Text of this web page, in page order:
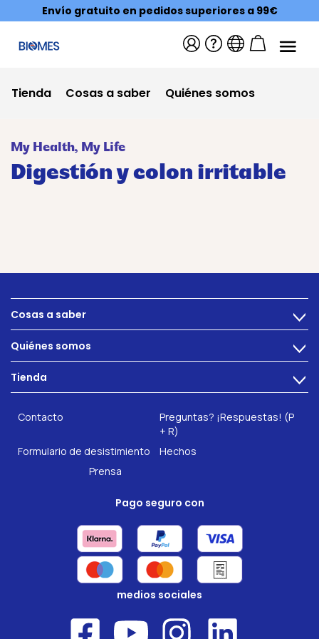
Envío gratuito en pedidos superiores a 99€
Tienda Cosas a saber Quiénes somos
My Health, My Life
Digestión y colon irritable
Cosas a saber >
Alimentacion
Salud intestinal
Quiénes somos >
Tecnología
Tienda >
INTEST.pro
Nuestros complementos alimenticios
Contacto
Preguntas? ¡Respuestas! (P
+ R)
Formulario de desistimiento
Hechos
Prensa
Pago seguro con
medios sociales